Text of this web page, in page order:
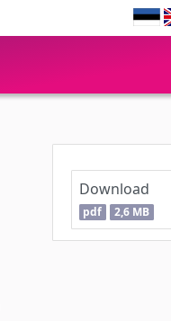
Download
pdf 2,6 MB